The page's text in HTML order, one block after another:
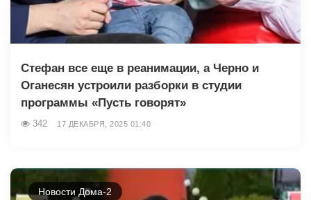
Стефан все еще в реанимации, а Чepнo и
Оганесян устроили разборки в студии
программы «Пусть говорят»
342 17 ДЕКАБРЯ, 2025 01:40
Новости Дома-2